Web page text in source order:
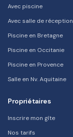
Avec piscine
Avec salle de réception
Piscine en Bretagne
Piscine en Occitanie
Piscine en Provence
Salle en Nv. Aquitaine
Propriétaires
Inscrire mon gîte
Nos tarifs